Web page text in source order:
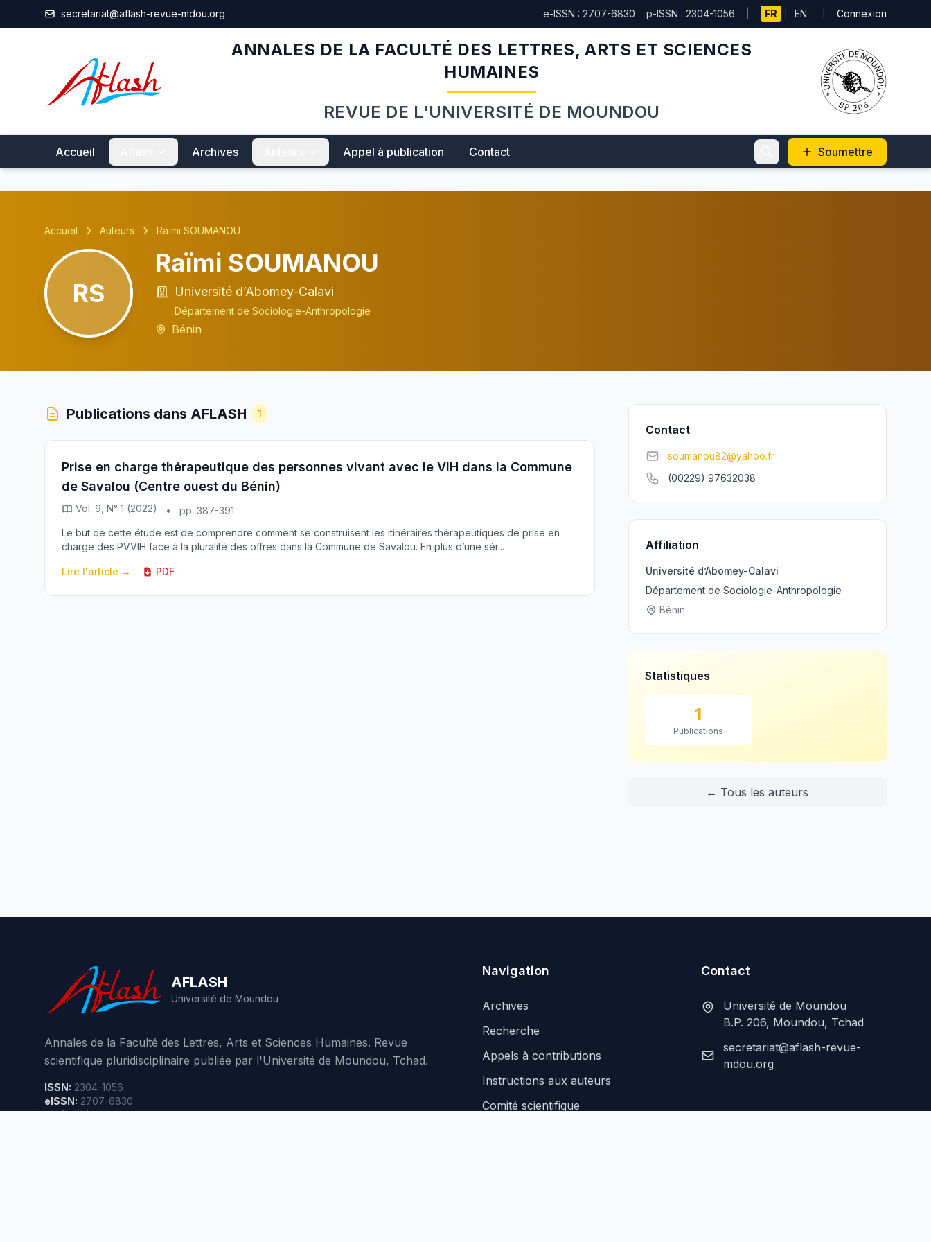
Aller au contenu principal
secretariat@aflash-revue-mdou.org e-ISSN : 2707-6830 p-ISSN : 2304-1056 FR EN Connexion
ANNALES DE LA FACULTÉ DES LETTRES, ARTS ET SCIENCES
HUMAINES
REVUE DE L'UNIVERSITÉ DE MOUNDOU
Accueil Archives Appel à publication Contact Soumettre
Accueil Auteurs Raïmi SOUMANOU
RS
Raïmi SOUMANOU
Université d’Abomey-Calavi
Département de Sociologie-Anthropologie
Bénin
Publications dans AFLASH 1
Prise en charge thérapeutique des personnes vivant avec le VIH dans la Commune
de Savalou (Centre ouest du Bénin)
Vol. 9, N° 1 (2022) •
pp. 387-391
Le but de cette étude est de comprendre comment se construisent les itinéraires thérapeutiques de prise en
charge des PVVIH face à la pluralité des offres dans la Commune de Savalou. En plus d’une sér...
Lire l'article → PDF
Contact
soumanou82@yahoo.fr
(00229) 97632038
Affiliation
Université d’Abomey-Calavi
Département de Sociologie-Anthropologie
Bénin
Statistiques
1
Publications
← Tous les auteurs
AFLASH
Université de Moundou
Annales de la Faculté des Lettres, Arts et Sciences Humaines. Revue
scientifique pluridisciplinaire publiée par l'Université de Moundou, Tchad.
ISSN: 2304-1056
eISSN: 2707-6830
Périodicité:3 numéros par an
Navigation
Archives
Recherche
Appels à contributions
Instructions aux auteurs
Comité scientifique
Contact
Université de Moundou
B.P. 206, Moundou, Tchad
secretariat@aflash-revue-
mdou.org